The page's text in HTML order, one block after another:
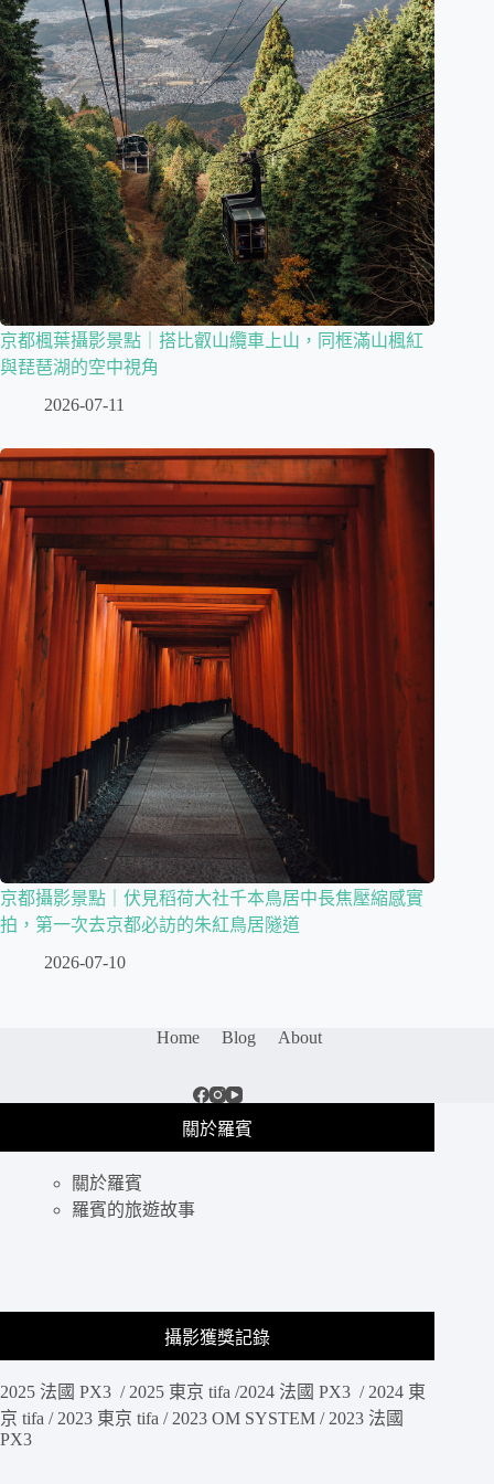
京都楓葉攝影景點｜搭比叡山纜車上山，同框滿山楓紅
與琵琶湖的空中視角
2026-07-11
京都攝影景點｜伏見稻荷大社千本鳥居中長焦壓縮感實
拍，第一次去京都必訪的朱紅鳥居隧道
2026-07-10
Home Blog About
關於羅賓
關於羅賓
羅賓的旅遊故事
攝影獲獎記錄
2025 法國 PX3 / 2025 東京 tifa /2024 法國 PX3 / 2024 東
京 tifa / 2023 東京 tifa / 2023 OM SYSTEM / 2023 法國
PX3